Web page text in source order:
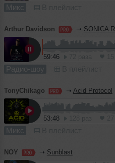
Микс
Arthur Davidson ➝ SONICA
59:46
Радио-шоу
TonyChikago ➝ Acid Protocol
53:48
Микс
NOY ➝ Sunblast